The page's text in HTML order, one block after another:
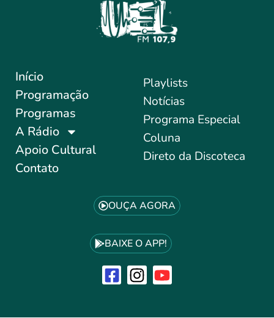
Início
Programação
Programas
A Rádio
Apoio Cultural
Contato
Playlists
Notícias
Programa Especial
Coluna
Direto da Discoteca
OUÇA AGORA
BAIXE O APP!